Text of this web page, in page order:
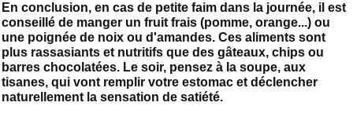
En conclusion, en cas de petite faim dans la journée, il est
conseillé de manger un fruit frais (pomme, orange...) ou
une poignée de noix ou d'amandes. Ces aliments sont
plus rassasiants et nutritifs que des gâteaux, chips ou
barres chocolatées. Le soir, pensez à la soupe, aux
tisanes, qui vont remplir votre estomac et déclencher
naturellement la sensation de satiété.